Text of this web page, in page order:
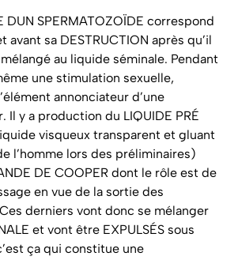
DUN SPERMATOZOÏDE correspond
avant sa DESTRUCTION après qu’il
au liquide séminale. Pendant
une stimulation sexuelle,
annonciateur d’une
Il y a production du LIQUIDE PRÉ
visqueux transparent et gluant
l’homme lors des préliminaires)
DE COOPER dont le rôle est de
en vue de la sortie des
derniers vont donc se mélanger
et vont être EXPULSÉS sous
ça qui constitue une